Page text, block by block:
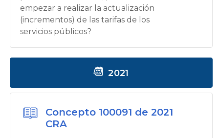
empezar a realizar la actualización
(incrementos) de las tarifas de los
servicios públicos?
2021
Concepto 100091 de 2021
CRA